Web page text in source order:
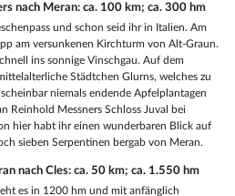
nach Meran: ca. 100 km; ca. 300 hm
und schon seid ihr in Italien. Am
am versunkenen Kirchturm von Alt-Graun.
ins sonnige Vinschgau. Auf dem
Städtchen Glurns, welches zu
niemals endende Apfelplantagen
Reinhold Messners Schloss Juval bei
hier habt ihr einen wunderbaren Blick auf
sieben Serpentinen bergab von Meran.
nach Cles: ca. 50 km; ca. 1.550 hm
es in 1200 hm und mit anfänglich